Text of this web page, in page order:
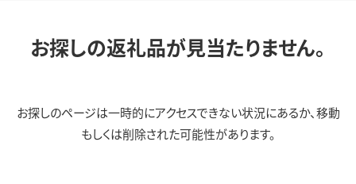
お探しの返礼品が見当たりません。
お探しのページは一時的にアクセスできない状況にあるか、移動
もしくは削除された可能性があります。